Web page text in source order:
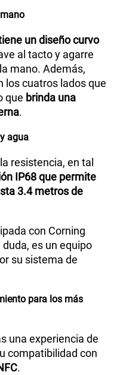
un diseño curvo
al tacto y agarre
mano. Además,
los cuatros lados que
que brinda una
.
agua
resistencia, en tal
IP68 que permite
3.4 metros de
con Corning
duda, es un equipo
su sistema de
para los más
una experiencia de
compatibilidad con
.